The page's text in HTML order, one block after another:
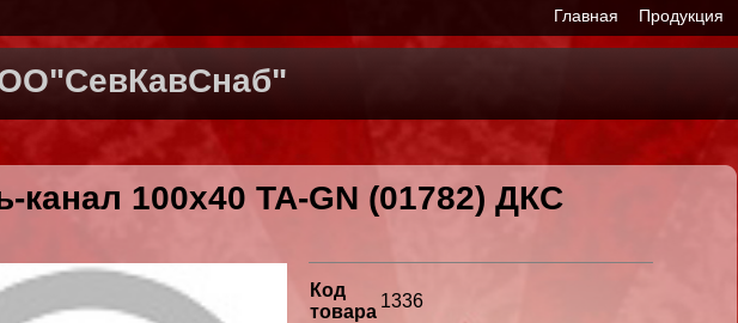
Главная Продукция
канал 100х40 TA-GN (01782) ДКС
Код
товара
1336